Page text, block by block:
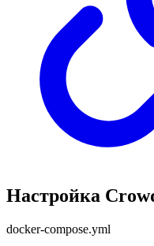
Настройка
docker-compose.yml